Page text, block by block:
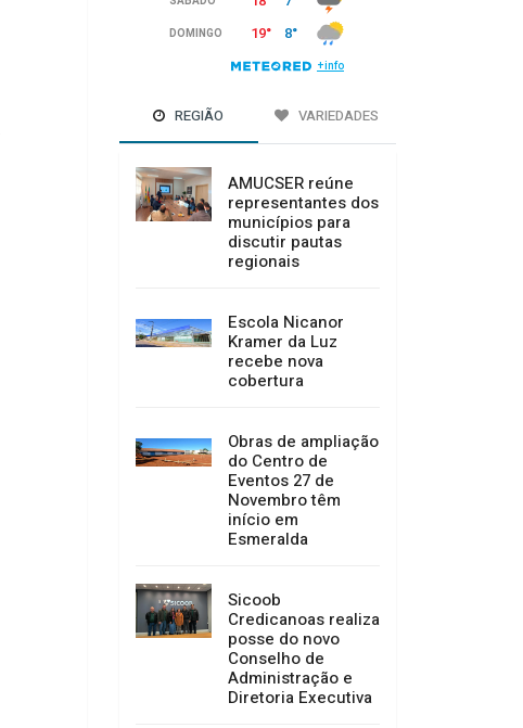
REGIÃO VARIEDADES
AMUCSER reúne
representantes dos
municípios para
discutir pautas
regionais
Escola Nicanor
Kramer da Luz
recebe nova
cobertura
Obras de ampliação
do Centro de
Eventos 27 de
Novembro têm
início em
Esmeralda
Sicoob
Credicanoas realiza
posse do novo
Conselho de
Administração e
Diretoria Executiva